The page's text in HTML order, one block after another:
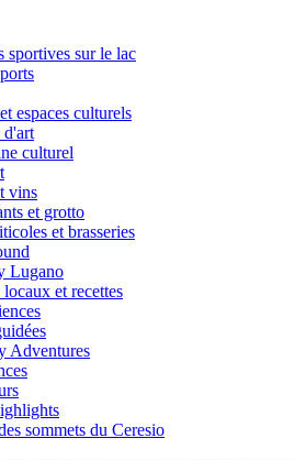
sportives sur le lac
espaces culturels
d'art
culturel
vins
et grotto
et brasseries
Lugano
et recettes
Adventures
sommets du Ceresio